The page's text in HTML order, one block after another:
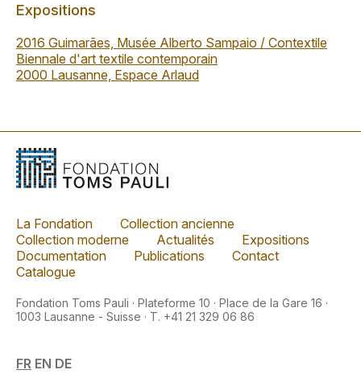
Expositions
2016 Guimarães, Musée Alberto Sampaio / Contextile
Biennale d'art textile contemporain
2000 Lausanne, Espace Arlaud
La Fondation
Collection ancienne
Collection moderne
Actualités
Expositions
Documentation
Publications
Contact
Catalogue
Fondation Toms Pauli · Plateforme 10 · Place de la Gare 16 ·
1003 Lausanne - Suisse · T. +41 21 329 06 86
FR EN DE